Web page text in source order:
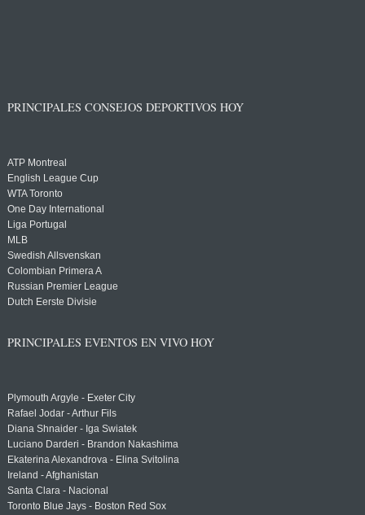
PRINCIPALES CONSEJOS DEPORTIVOS HOY
ATP Montreal
English League Cup
WTA Toronto
One Day International
Liga Portugal
MLB
Swedish Allsvenskan
Colombian Primera A
Russian Premier League
Dutch Eerste Divisie
PRINCIPALES EVENTOS EN VIVO HOY
Plymouth Argyle - Exeter City
Rafael Jodar - Arthur Fils
Diana Shnaider - Iga Swiatek
Luciano Darderi - Brandon Nakashima
Ekaterina Alexandrova - Elina Svitolina
Ireland - Afghanistan
Santa Clara - Nacional
Toronto Blue Jays - Boston Red Sox